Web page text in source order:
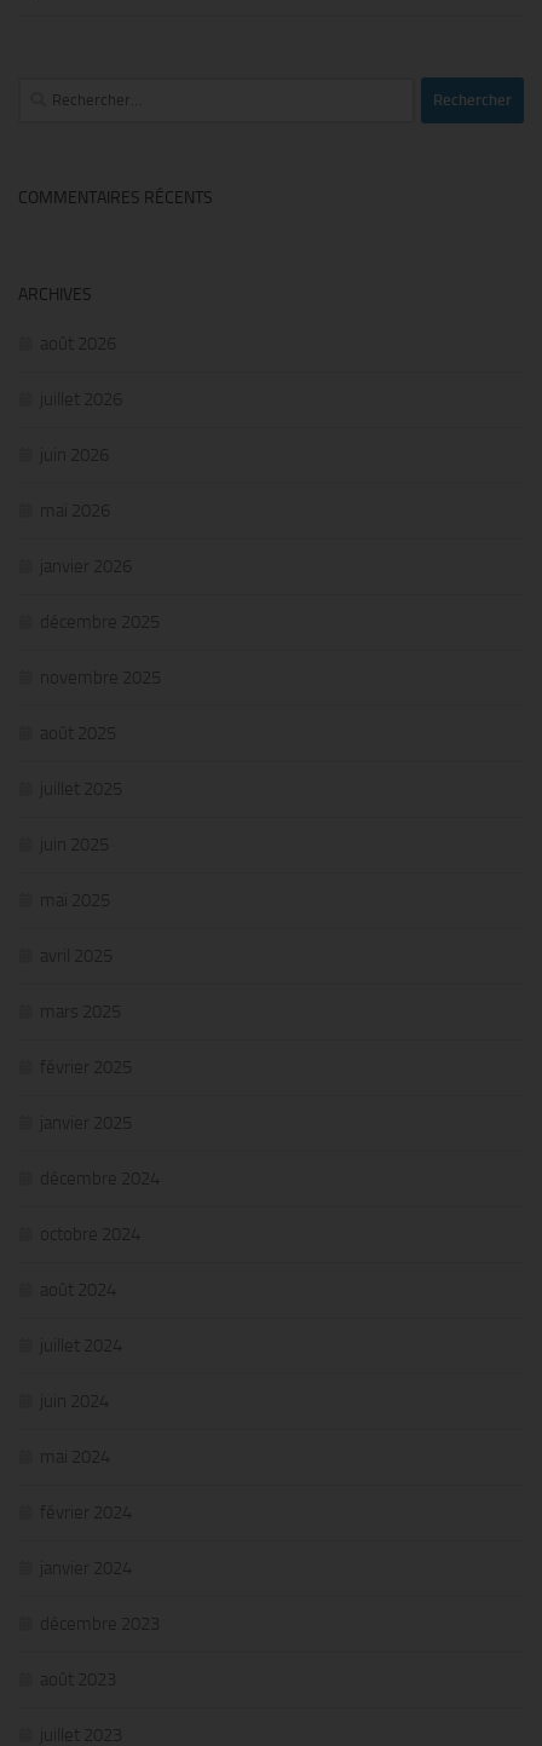
Rechercher :
COMMENTAIRES RÉCENTS
ARCHIVES
août 2026
juillet 2026
juin 2026
mai 2026
janvier 2026
décembre 2025
novembre 2025
août 2025
juillet 2025
juin 2025
mai 2025
avril 2025
mars 2025
février 2025
janvier 2025
décembre 2024
octobre 2024
août 2024
juillet 2024
juin 2024
mai 2024
février 2024
janvier 2024
décembre 2023
août 2023
juillet 2023